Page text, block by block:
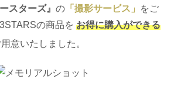
スターズ』の 「撮影サービス」 をご
の商品をお得に購入ができる
意いたしました。